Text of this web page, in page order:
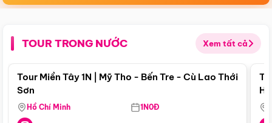
TOUR TRONG NƯỚC Xem tất cả
Điểm nổi bật
Tour Miền Tây 1N | Mỹ Tho - Bến Tre - Cù Lao Thới
Sơn
Hồ Chí Minh 1N0Đ